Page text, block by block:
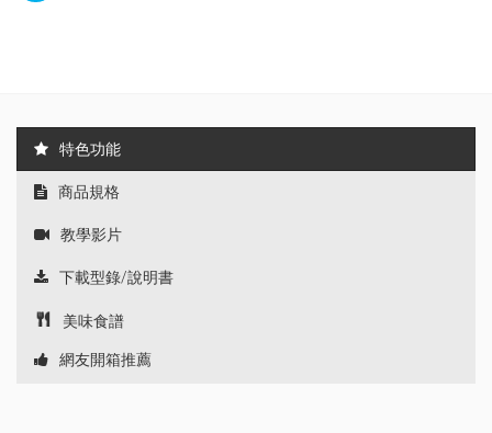
特色功能
商品規格
教學影片
下載型錄/說明書
美味食譜
網友開箱推薦